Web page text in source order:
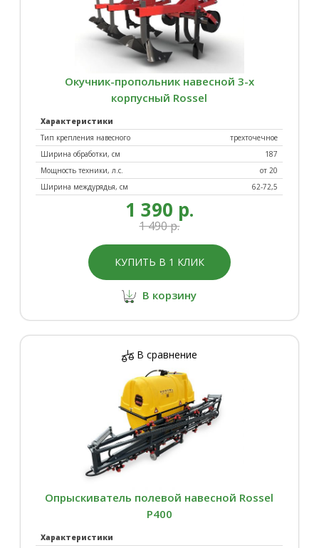
Окучник-пропольник навесной 3-х
корпусный Rossel
Характеристики
Тип крепления навесного
трехточечное
Ширина обработки, см
187
Мощность техники, л.с.
от 20
Ширина междурядья, см
62-72,5
1 390 р.
1 490 р.
КУПИТЬ В 1 КЛИК
В корзину
В сравнение
Опрыскиватель полевой навесной Rossel
P400
Характеристики